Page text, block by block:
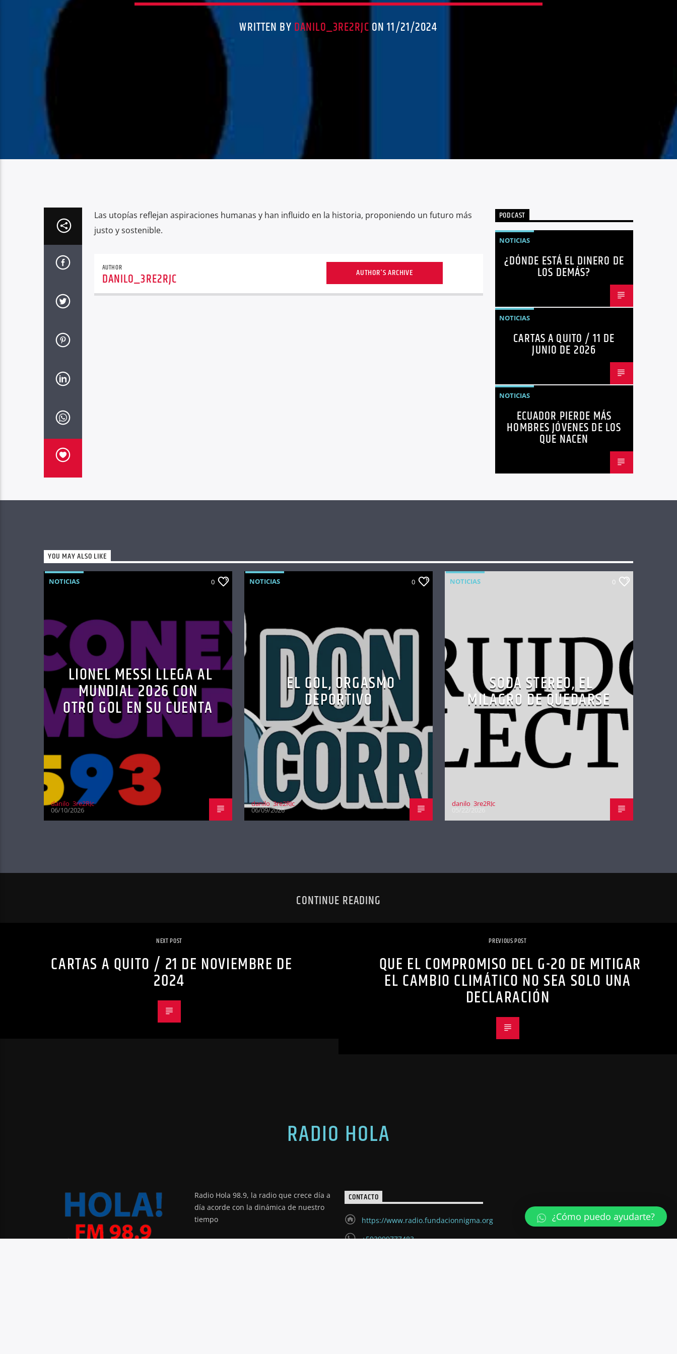
WRITTEN BY DANILO_3RE2RJC ON 11/21/2024
Las utopías reflejan aspiraciones humanas y han influido en la historia, proponiendo un futuro más
justo y sostenible.
AUTHOR
DANILO_3RE2RJC AUTHOR'S ARCHIVE
PODCAST
NOTICIAS
¿DÓNDE ESTÁ EL DINERO DE
LOS DEMÁS?
NOTICIAS
CARTAS A QUITO / 11 DE
JUNIO DE 2026
NOTICIAS
ECUADOR PIERDE MÁS
HOMBRES JÓVENES DE LOS
QUE NACEN
YOU MAY ALSO LIKE
NOTICIAS 0
LIONEL MESSI LLEGA AL
MUNDIAL 2026 CON
OTRO GOL EN SU CUENTA
danilo_3re2RJc
06/10/2026
NOTICIAS 0
EL GOL, ORGASMO
DEPORTIVO
danilo_3re2RJc
06/09/2026
NOTICIAS 0
SODA STEREO, EL
MILAGRO DE QUEDARSE
danilo_3re2RJc
CONTINUE READING
NEXT POST
CARTAS A QUITO / 21 DE NOVIEMBRE DE
2024
PREVIOUS POST
QUE EL COMPROMISO DEL G-20 DE MITIGAR
EL CAMBIO CLIMÁTICO NO SEA SOLO UNA
DECLARACIÓN
RADIO HOLA
Radio Hola 98.9, la radio que crece día a
día acorde con la dinámica de nuestro
tiempo
CONTACTO
https://www.radio.fundacionnigma.org
+593999777483
¿Cómo puedo ayudarte?